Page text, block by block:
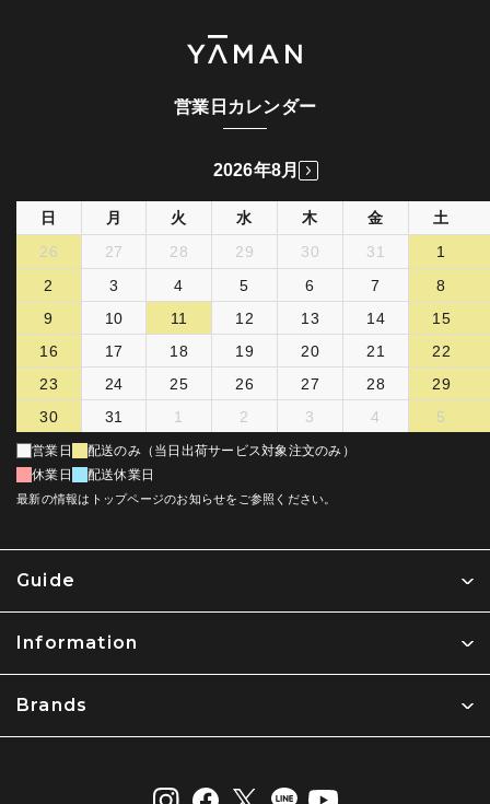
Guide
Information
Brands
営業日カレンダー
2026年8月
日 月 火 水 木 金
土
26
27 28 29 30 31
1
2
3 4 5 6 7
8
9
10 11 12 13 14
15
16
17 18 19 20 21
22
23
24 25 26 27 28
29
30
31 1 2 3 4 5
営業日
配送のみ（当日出荷サービス対象注文のみ）
休業日
配送休業日
最新の情報はトップページのお知らせをご参照ください。